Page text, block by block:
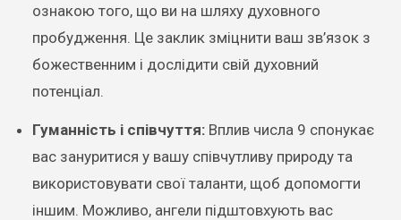
ознакою того, що ви на шляху духовного
пробудження. Це заклик зміцнити ваш зв’язок з
божественним і дослідити свій духовний
потенціал.
Гуманність і співчуття:Вплив числа 9 спонукає
вас зануритися у вашу співчутливу природу та
використовувати свої таланти, щоб допомогти
іншим. Можливо, ангели підштовхують вас